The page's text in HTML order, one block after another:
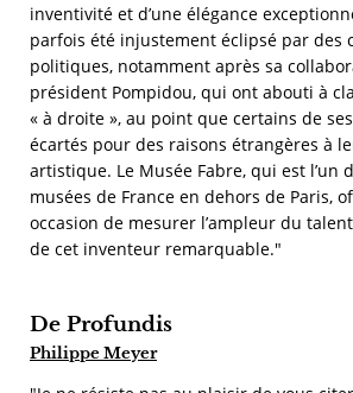
inventivité et d’une élégance
parfois été injustement éclipsé par des
politiques, notamment après sa
président Pompidou, qui ont abouti à
« à droite », au point que certains de
écartés pour des raisons étrangères à
artistique. Le Musée Fabre, qui est l’un
musées de France en dehors de Paris,
occasion de mesurer l’ampleur du
de cet inventeur remarquable."
De Profundis
Philippe Meyer